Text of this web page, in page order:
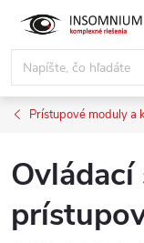
obsah
Prístupové moduly a